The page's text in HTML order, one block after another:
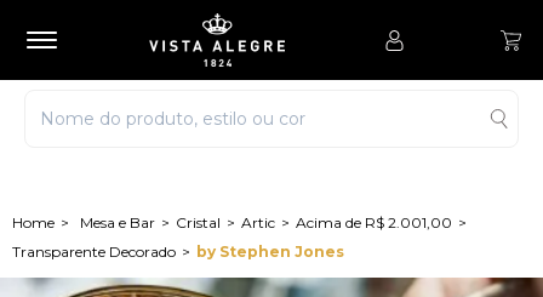
Mesa e Bar Cristal Artic
Acima de R$ 2.001,00
Transparente Decorado
by Stephen Jones